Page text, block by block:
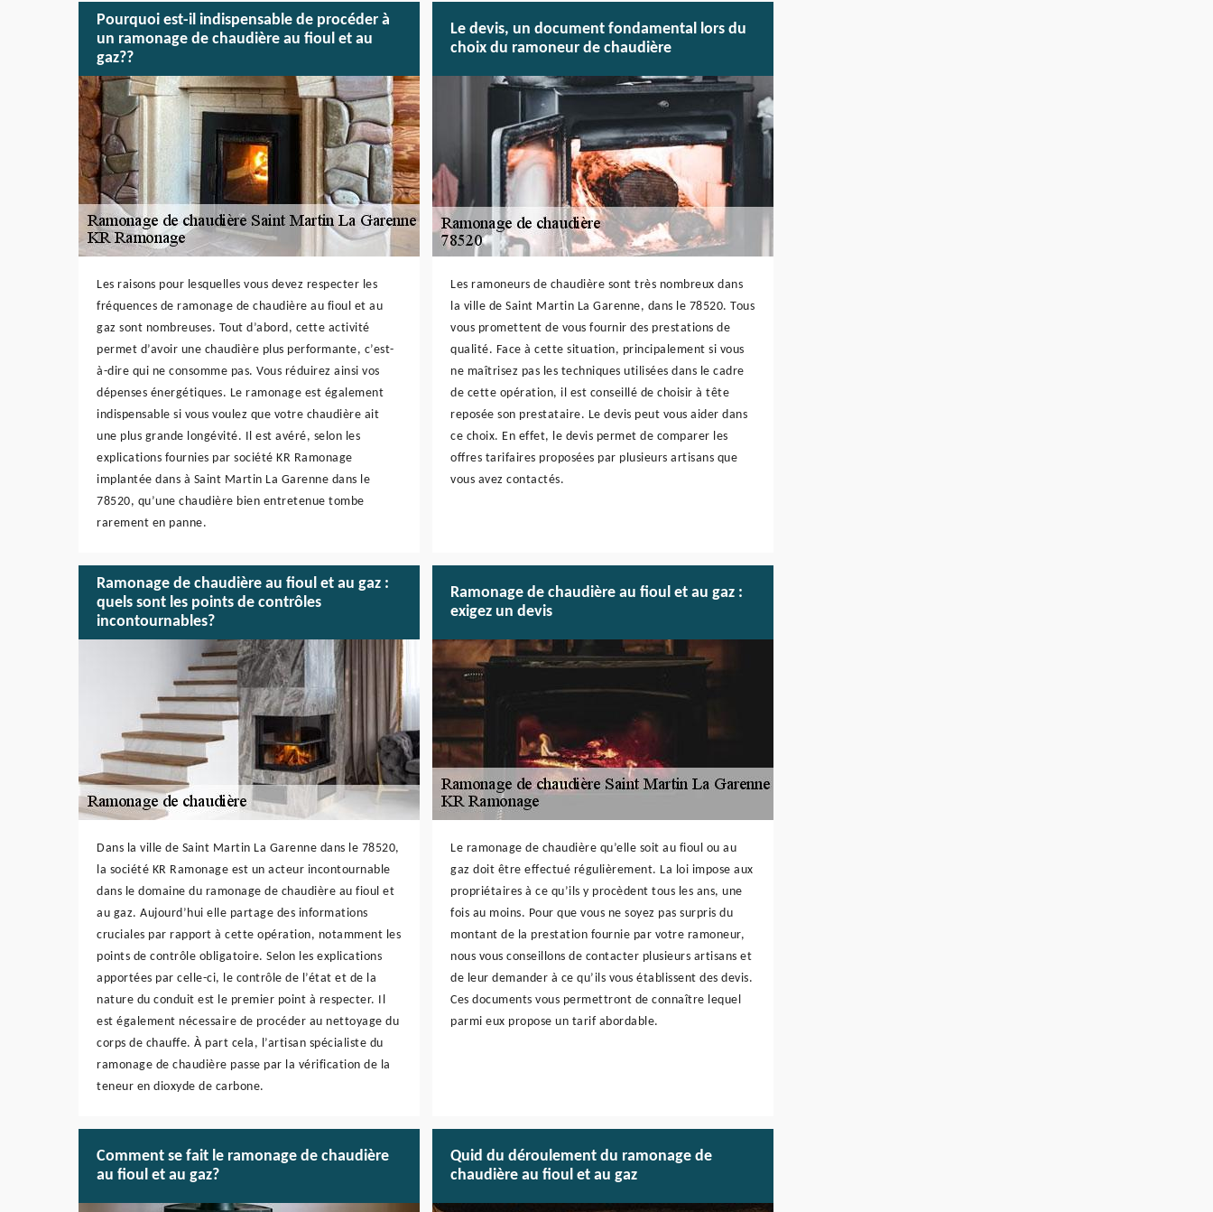
Pourquoi est-il indispensable de procéder à
un ramonage de chaudière au fioul et au
gaz??
Les raisons pour lesquelles vous devez respecter les
fréquences de ramonage de chaudière au fioul et au
gaz sont nombreuses. Tout d’abord, cette activité
permet d’avoir une chaudière plus performante, c’est-
à-dire qui ne consomme pas. Vous réduirez ainsi vos
dépenses énergétiques. Le ramonage est également
indispensable si vous voulez que votre chaudière ait
une plus grande longévité. Il est avéré, selon les
explications fournies par société KR Ramonage
implantée dans à Saint Martin La Garenne dans le
78520, qu’une chaudière bien entretenue tombe
rarement en panne.
Le devis, un document fondamental lors du
choix du ramoneur de chaudière
Les ramoneurs de chaudière sont très nombreux dans
la ville de Saint Martin La Garenne, dans le 78520. Tous
vous promettent de vous fournir des prestations de
qualité. Face à cette situation, principalement si vous
ne maîtrisez pas les techniques utilisées dans le cadre
de cette opération, il est conseillé de choisir à tête
reposée son prestataire. Le devis peut vous aider dans
ce choix. En effet, le devis permet de comparer les
offres tarifaires proposées par plusieurs artisans que
vous avez contactés.
Ramonage de chaudière au fioul et au gaz :
quels sont les points de contrôles
incontournables?
Dans la ville de Saint Martin La Garenne dans le 78520,
la société KR Ramonage est un acteur incontournable
dans le domaine du ramonage de chaudière au fioul et
au gaz. Aujourd’hui elle partage des informations
cruciales par rapport à cette opération, notamment les
points de contrôle obligatoire. Selon les explications
apportées par celle-ci, le contrôle de l’état et de la
nature du conduit est le premier point à respecter. Il
est également nécessaire de procéder au nettoyage du
corps de chauffe. À part cela, l’artisan spécialiste du
ramonage de chaudière passe par la vérification de la
teneur en dioxyde de carbone.
Ramonage de chaudière au fioul et au gaz :
exigez un devis
Le ramonage de chaudière qu’elle soit au fioul ou au
gaz doit être effectué régulièrement. La loi impose aux
propriétaires à ce qu’ils y procèdent tous les ans, une
fois au moins. Pour que vous ne soyez pas surpris du
montant de la prestation fournie par votre ramoneur,
nous vous conseillons de contacter plusieurs artisans et
de leur demander à ce qu’ils vous établissent des devis.
Ces documents vous permettront de connaître lequel
parmi eux propose un tarif abordable.
Comment se fait le ramonage de chaudière
au fioul et au gaz?
Quid du déroulement du ramonage de
chaudière au fioul et au gaz